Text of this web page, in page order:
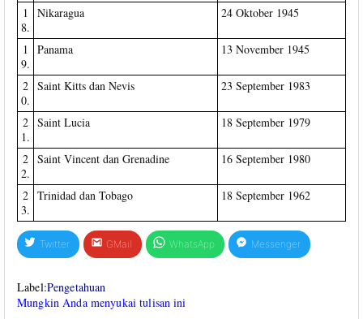
1
8.
Nikaragua 24 Oktober 1945
1
9.
Panama 13 November 1945
2
0.
Saint Kitts dan Nevis 23 September 1983
2
1.
Saint Lucia 18 September 1979
2
2.
Saint Vincent dan Grenadine 16 September 1980
2
3.
Trinidad dan Tobago 18 September 1962
Twitter GMail WhatsApp Messenger
Label:Pengetahuan
Mungkin Anda menyukai tulisan ini